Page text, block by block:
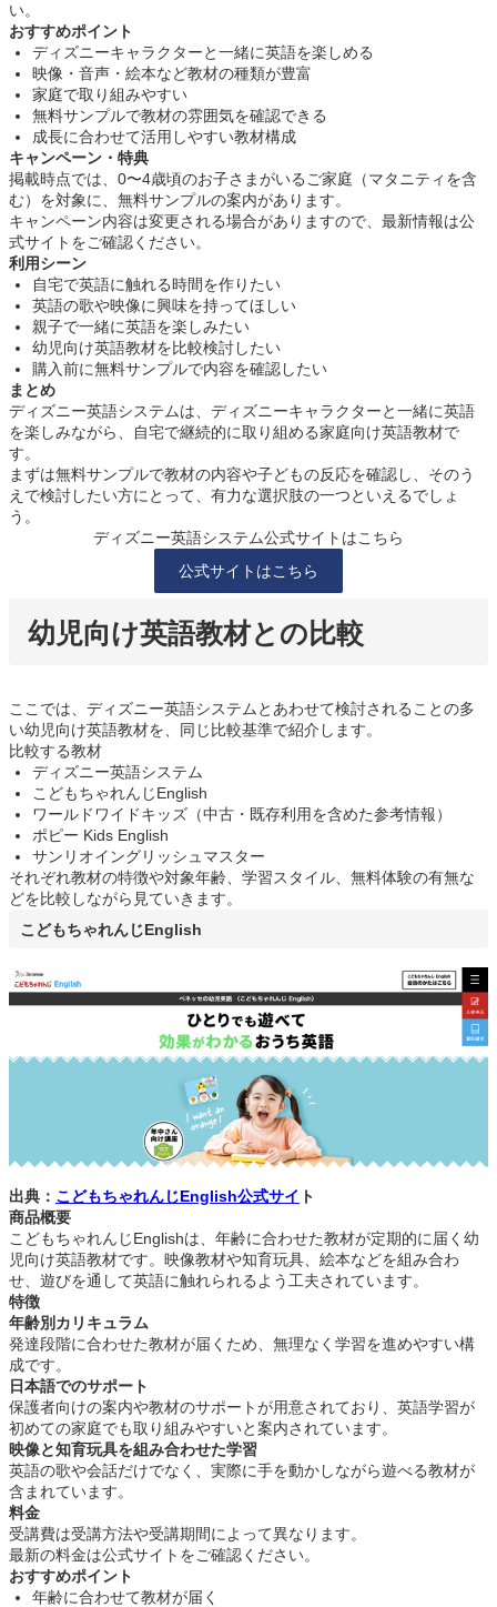
い。
おすすめポイント
ディズニーキャラクターと一緒に英語を楽しめる
映像・音声・絵本など教材の種類が豊富
家庭で取り組みやすい
無料サンプルで教材の雰囲気を確認できる
成長に合わせて活用しやすい教材構成
キャンペーン・特典
掲載時点では、0〜4歳頃のお子さまがいるご家庭（マタニティを含
む）を対象に、無料サンプルの案内があります。
キャンペーン内容は変更される場合がありますので、最新情報は公
式サイトをご確認ください。
利用シーン
自宅で英語に触れる時間を作りたい
英語の歌や映像に興味を持ってほしい
親子で一緒に英語を楽しみたい
幼児向け英語教材を比較検討したい
購入前に無料サンプルで内容を確認したい
まとめ
ディズニー英語システムは、ディズニーキャラクターと一緒に英語
を楽しみながら、自宅で継続的に取り組める家庭向け英語教材で
す。
まずは無料サンプルで教材の内容や子どもの反応を確認し、そのう
えで検討したい方にとって、有力な選択肢の一つといえるでしょ
う。
ディズニー英語システム公式サイトはこちら
公式サイトはこちら
幼児向け英語教材との比較
ここでは、ディズニー英語システムとあわせて検討されることの多
い幼児向け英語教材を、同じ比較基準で紹介します。
比較する教材
ディズニー英語システム
こどもちゃれんじEnglish
ワールドワイドキッズ（中古・既存利用を含めた参考情報）
ポピー Kids English
サンリオイングリッシュマスター
それぞれ教材の特徴や対象年齢、学習スタイル、無料体験の有無な
どを比較しながら見ていきます。
こどもちゃれんじEnglish
出典： こどもちゃれんじEnglish公式サイ ト
商品概要
こどもちゃれんじEnglishは、年齢に合わせた教材が定期的に届く幼
児向け英語教材です。映像教材や知育玩具、絵本などを組み合わ
せ、遊びを通して英語に触れられるよう工夫されています。
特徴
年齢別カリキュラム
発達段階に合わせた教材が届くため、無理なく学習を進めやすい構
成です。
日本語でのサポート
保護者向けの案内や教材のサポートが用意されており、英語学習が
初めての家庭でも取り組みやすいと案内されています。
映像と知育玩具を組み合わせた学習
英語の歌や会話だけでなく、実際に手を動かしながら遊べる教材が
含まれています。
料金
受講費は受講方法や受講期間によって異なります。
最新の料金は公式サイトをご確認ください。
おすすめポイント
年齢に合わせて教材が届く